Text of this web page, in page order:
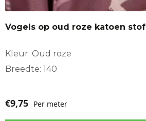
Vogels op oud roze katoen stof
Kleur: Oud roze
Breedte: 140
€9,75 Per meter